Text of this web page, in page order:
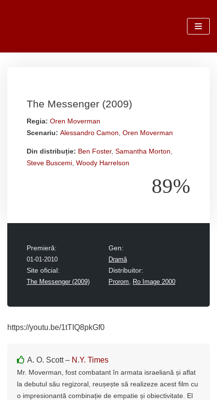
conținut
The Messenger (2009)
Regia: Oren Moverman
Scenariu: Alessandro Camon Oren Moverman
Din distribuție: Ben Foster, Samantha Morton
Steve Buscemi Woody Harrelson
89%
Premieră:
01-01-2010
Gen:
Dramă
Site oficial:
The Messenger (2009)
Distribuitor:
Prorom Ro Image 2000
https://youtu.be/1tTIQ8pkGf0
A. O. Scott – N.Y. Times
Mr. Moverman, fost combatant în armata israeliană și aflat
la debutul său regizoral, reușește să realizeze acest film cu
o impresionantă combinație de empatie și obiectivitate. El